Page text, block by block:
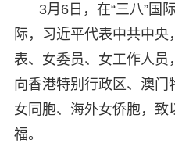
3月6日，在“三八”国
际，习近平代表中共中
表、女委员、女工作人员
向香港特别行政区、澳门
女同胞、海外女侨胞，
福。